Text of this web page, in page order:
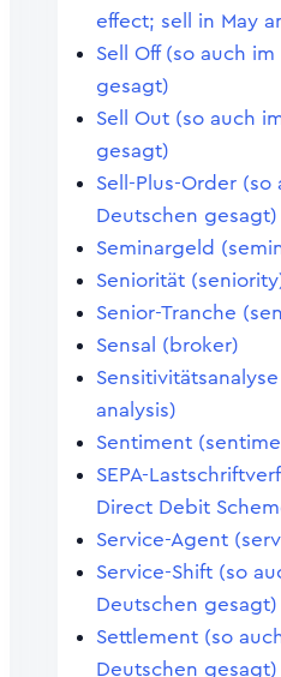
effect; sell in May
Sell Off (so auch
gesagt)
Sell Out (so auch
gesagt)
Sell-Plus-Order (so
Deutschen gesagt)
Seminargeld
Seniorität
Senior-Tranche
Sensal (broker)
analysis)
Sentiment
SEPA-
Direct Debit
Service-Agent
Service-Shift (so
Deutschen gesagt)
Settlement (so
Deutschen gesagt)